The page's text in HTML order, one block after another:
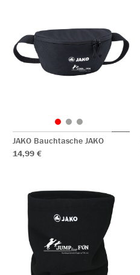
JAKO Bauchtasche JAKO
14,99 €